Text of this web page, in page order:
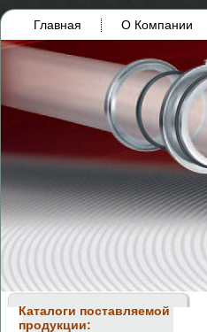
Главная О Компании
Каталоги поставляемой
продукции: